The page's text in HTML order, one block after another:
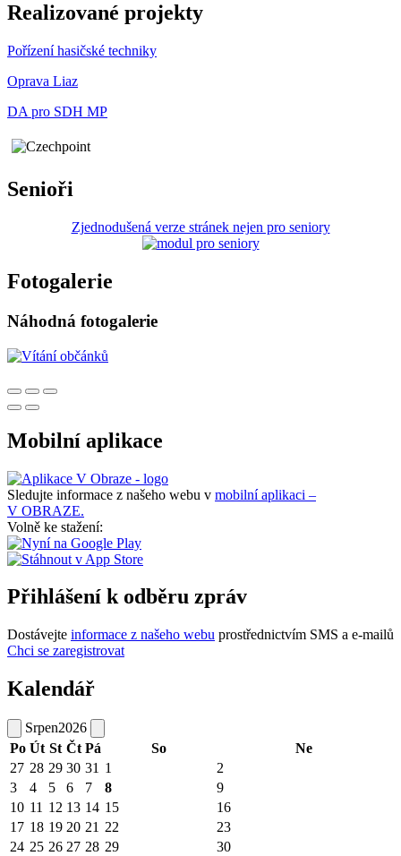
Realizované projekty
Pořízení hasičské techniky
Oprava Liaz
DA pro SDH MP
Senioři
Zjednodušená verze stránek nejen pro seniory
Fotogalerie
Náhodná fotogalerie
Mobilní aplikace
Sledujte informace z našeho webu v mobilní aplikaci –
V OBRAZE.
Volně ke stažení:
Přihlášení k odběru zpráv
Dostávejte informace z našeho webu prostřednictvím SMS a e-mailů
Chci se zaregistrovat
Kalendář
Srpen2026
Po Út St Čt Pá So
Ne
27 28 29 30 31 1
2
3
4 5 6 7 8
9
10 11 12 13 14 15
16
17 18 19 20 21 22
23
24 25 26 27 28 29 30